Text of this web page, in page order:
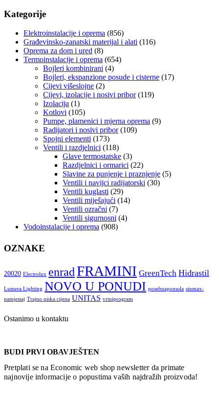
Kategorije
Elektroinstalacije i oprema (856)
Građevinsko-zanatski materijal i alati (116)
Oprema za dom i ured (8)
Termoinstalacije i oprema (654)
Bojleri kombinirani (4)
Bojleri, ekspanzione posude i cisterne (17)
Cijevi višeslojne (2)
Cijevi, izolacije i nosivi pribor (119)
Izolacija (1)
Kotlovi (105)
Pumpe, plamenici i mjerna oprema (9)
Radijatori i nosivi pribor (109)
Spojni elementi (173)
Ventili i razdjelnici (118)
Glave termostatske (3)
Razdjelnici i ormarici (22)
Slavine za punjenje i praznjenje (5)
Ventili i navijci radijatorski (30)
Ventili kuglasti (29)
Ventili miješajući (14)
Ventili ozračni (7)
Ventili sigurnosni (4)
Vodoinstalacije i oprema (908)
OZNAKE
20020 Electrolux enradFRAMINI GreenTech Hidrastil
Lumera Lighting NOVO U PONUDI posebnaponuda sinmax-
namjestaj Trajno niska cijena UNITAS vrtniprogram
Ostanimo u kontaktu
BUDI PRVI OBAVJEŠTEN
Pretplati se na Economic web shop newsletter da primate
najnovije informacije o popustima vaših najdražih proizvoda!